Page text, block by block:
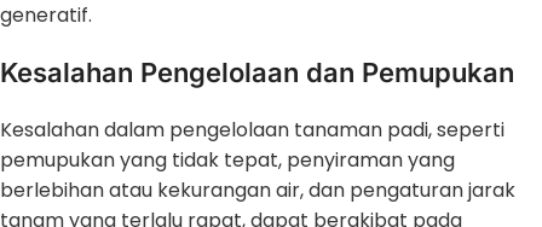
generatif.
Kesalahan Pengelolaan dan Pemupukan
Kesalahan dalam pengelolaan tanaman padi, seperti
pemupukan yang tidak tepat, penyiraman yang
berlebihan atau kekurangan air, dan pengaturan jarak
tanam yang terlalu rapat, dapat berakibat pada